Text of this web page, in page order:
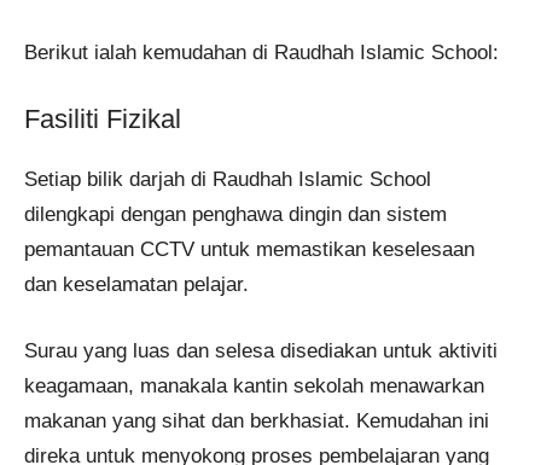
Berikut ialah kemudahan di Raudhah Islamic School:
Fasiliti Fizikal
Setiap bilik darjah di Raudhah Islamic School
dilengkapi dengan penghawa dingin dan sistem
pemantauan CCTV untuk memastikan keselesaan
dan keselamatan pelajar.
Surau yang luas dan selesa disediakan untuk aktiviti
keagamaan, manakala kantin sekolah menawarkan
makanan yang sihat dan berkhasiat. Kemudahan ini
direka untuk menyokong proses pembelajaran yang